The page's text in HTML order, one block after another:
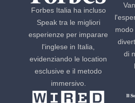
Forbes Italia ha incluso
Speak tra le migliori
esperienze per imparare
l'inglese in Italia,
evidenziando le location
esclusive e il metodo
immersivo.
di